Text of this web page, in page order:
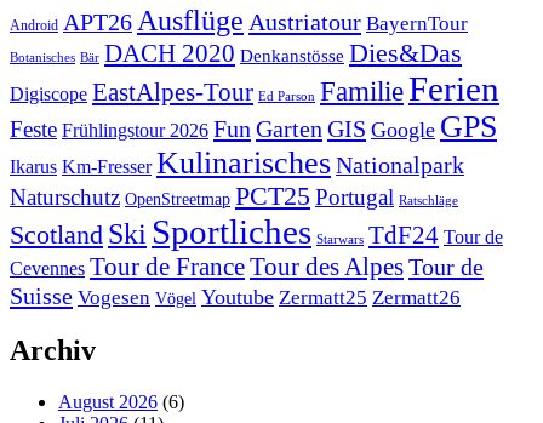
Android APT26 Ausflüge Austriatour BayernTour
Botanisches Bär DACH 2020 Denkanstösse Dies&Das
Digiscope EastAlpes-Tour Ed Parson FamilieFerien
Feste Frühlingstour 2026 Fun Garten GIS Google GPS
Ikarus Km-Fresser KulinarischesNationalpark
Naturschutz OpenStreetmap PCT25Portugal Ratschläge
Scotland Ski Sportliches Starwars TdF24 Tour de
Cevennes Tour de FranceTour des AlpesTour de
Suisse Vogesen Vögel Youtube Zermatt25 Zermatt26
Archiv
August 2026 (6)